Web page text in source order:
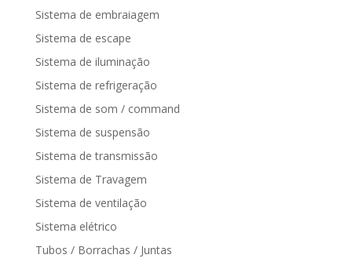
Sistema de embraiagem
Sistema de escape
Sistema de iluminação
Sistema de refrigeração
Sistema de som / command
Sistema de suspensão
Sistema de transmissão
Sistema de Travagem
Sistema de ventilação
Sistema elétrico
Tubos / Borrachas / Juntas